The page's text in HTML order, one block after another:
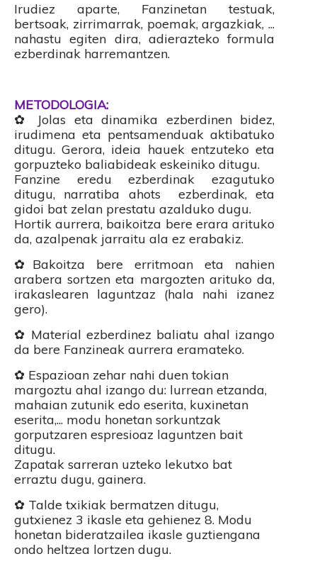
Irudiez aparte, Fanzinetan testuak,
bertsoak, zirrimarrak, poemak, argazkiak, ...
nahastu egiten dira, adierazteko formula
ezberdinak harremantzen.
METODOLOGIA:
✿ Jolas eta dinamika ezberdinen bidez,
irudimena eta pentsamenduak aktibatuko
ditugu. Gerora, ideia hauek entzuteko eta
gorpuzteko baliabideak eskeiniko ditugu.
Fanzine eredu ezberdinak ezagutuko
ditugu, narratiba ahots ezberdinak, eta
gidoi bat zelan prestatu azalduko dugu.
Hortik aurrera, baikoitza bere erara arituko
da, azalpenak jarraitu ala ez erabakiz.
✿Bakoitza bere erritmoan eta nahien
arabera sortzen eta margozten arituko da,
irakaslearen laguntzaz (hala nahi izanez
gero).
✿ Material ezberdinez baliatu ahal izango
da bere Fanzineak aurrera eramateko.
✿ Espazioan zehar nahi duen tokian
margoztu ahal izango du: lurrean etzanda,
mahaian zutunik edo eserita, kuxinetan
eserita,... modu honetan sorkuntzak
gorputzaren espresioaz laguntzen bait
ditugu.
Zapatak sarreran uzteko lekutxo bat
erraztu dugu, gainera.
✿ Talde txikiak bermatzen ditugu,
gutxienez 3 ikasle eta gehienez 8. Modu
honetan bideratzailea ikasle guztiengana
ondo heltzea lortzen dugu.